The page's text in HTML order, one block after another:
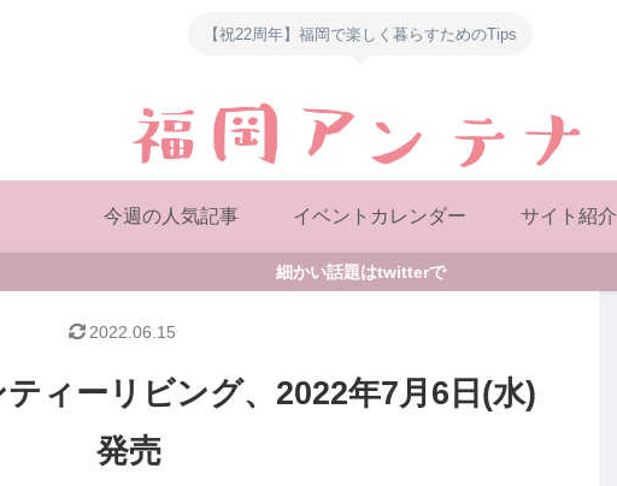
【祝22周年】福岡で楽しく暮らすためのTips
今週の人気記事 イベントカレンダー サイト紹介
細かい話題はtwitterで
ィーリビング、2022年7月6日(水)
発売
2022.06.15